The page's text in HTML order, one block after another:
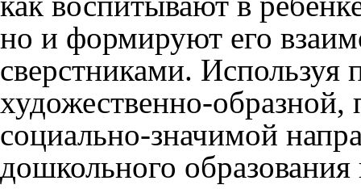
но и формируют его
сверстниками. Используя
художественно-образной,
социально-значимой
дошкольного образования